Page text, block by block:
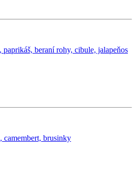
paprikáš, beraní rohy, cibule, jalapeňos
camembert, brusinky